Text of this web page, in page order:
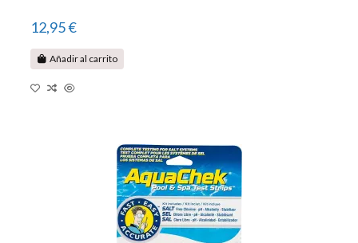
12,95 €
Añadir al carrito